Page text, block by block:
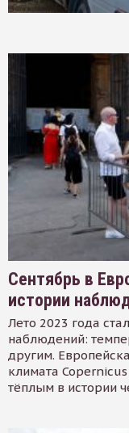
Сентябрь в
истории
Лето 2023 года
наблюдений:
другим.
климата
тёплым в истории